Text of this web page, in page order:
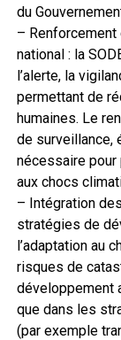
du
–
national : la
l’alerte, la
permettant de
humaines. Le
de surveillance,
nécessaire pour
aux chocs
– Intégration
stratégies de
l’adaptation au
risques de
développement
que dans les
(par exemple